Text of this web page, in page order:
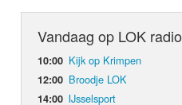
Vandaag op LOK radio
10:00 Kijk op Krimpen
12:00 Broodje LOK
14:00 IJsselsport